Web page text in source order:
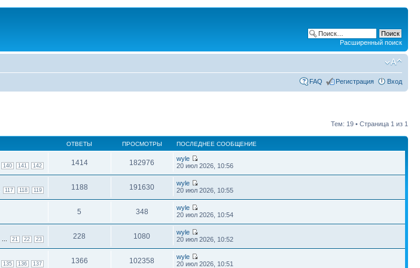
Расширенный поиск
FAQ Регистрация Вход
Тем: 19 • Страница 1 из 1
ОТВЕТЫ ПРОСМОТРЫ ПОСЛЕДНЕЕ СООБЩЕНИЕ
140 141 142 1414 182976
wyle
20 июл 2026, 10:56
117 118 119 1188 191630
wyle
20 июл 2026, 10:55
5 348
wyle
20 июл 2026, 10:54
21 22 23 228 1080
wyle
20 июл 2026, 10:52
135 136 137 1366 102358
wyle
20 июл 2026, 10:51